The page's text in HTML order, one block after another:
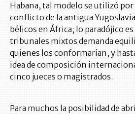
Habana, tal modelo se utilizó por
conflicto de la antigua
bélicos en África; lo paradójico
tribunales mixtos demanda
quienes los conformarían, y
idea de composición
cinco jueces o magistrados.
Para muchos la posibilidad de